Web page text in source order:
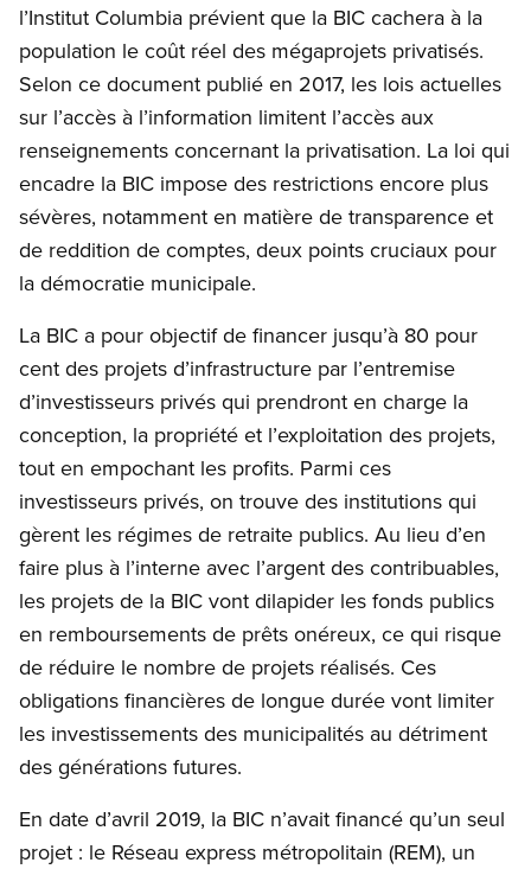
l’Institut Columbia prévient que la BIC cachera à la
population le coût réel des mégaprojets privatisés.
Selon ce document publié en 2017, les lois actuelles
sur l’accès à l’information limitent l’accès aux
renseignements concernant la privatisation. La loi qui
encadre la BIC impose des restrictions encore plus
sévères, notamment en matière de transparence et
de reddition de comptes, deux points cruciaux pour
la démocratie municipale.
La BIC a pour objectif de financer jusqu’à 80 pour
cent des projets d’infrastructure par l’entremise
d’investisseurs privés qui prendront en charge la
conception, la propriété et l’exploitation des projets,
tout en empochant les profits. Parmi ces
investisseurs privés, on trouve des institutions qui
gèrent les régimes de retraite publics. Au lieu d’en
faire plus à l’interne avec l’argent des contribuables,
les projets de la BIC vont dilapider les fonds publics
en remboursements de prêts onéreux, ce qui risque
de réduire le nombre de projets réalisés. Ces
obligations financières de longue durée vont limiter
les investissements des municipalités au détriment
des générations futures.
En date d’avril 2019, la BIC n’avait financé qu’un seul
projet : le Réseau express métropolitain (REM), un